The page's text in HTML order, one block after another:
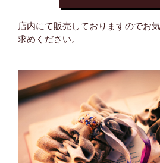
店内にて販売しておりますのでお
求めください。